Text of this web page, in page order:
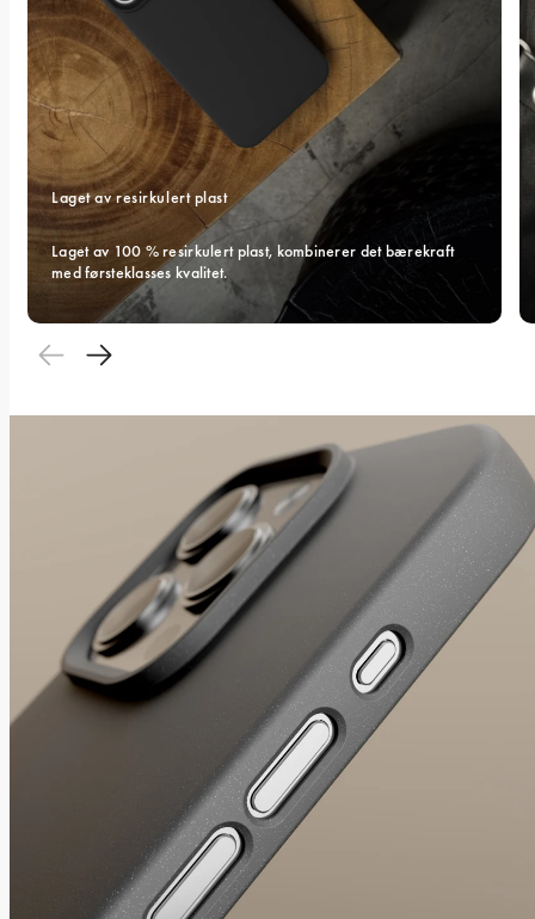
Laget av resirkulert plast
Laget av 100 % resirkulert plast, kombinerer det bærekraft
med førsteklasses kvalitet.